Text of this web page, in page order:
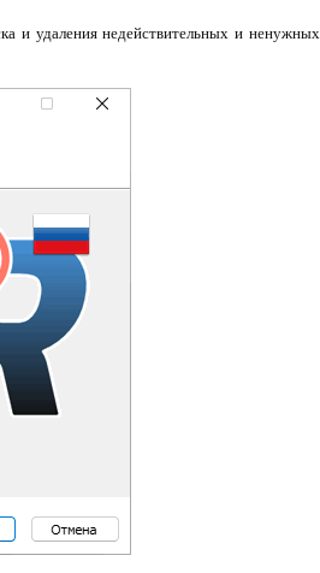
и удаления недействительных и ненужных